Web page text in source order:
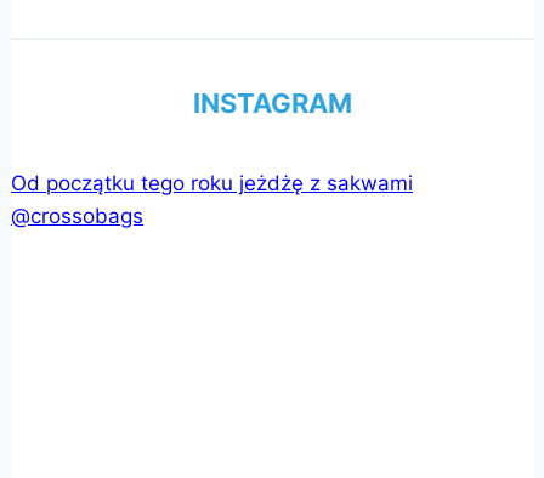
INSTAGRAM
Od początku tego roku jeżdżę z sakwami
@crossobags